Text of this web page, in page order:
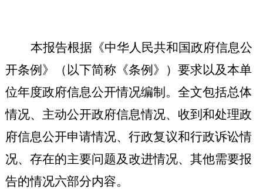
本报告根据《中华人民共和国政府信息公
开条例》（以下简称《条例》）要求以及本单
位年度政府信息公开情况编制。全文包括总体
情况、主动公开政府信息情况、收到和处理政
府信息公开申请情况、行政复议和行政诉讼情
况、存在的主要问题及改进情况、其他需要报
告的情况六部分内容。